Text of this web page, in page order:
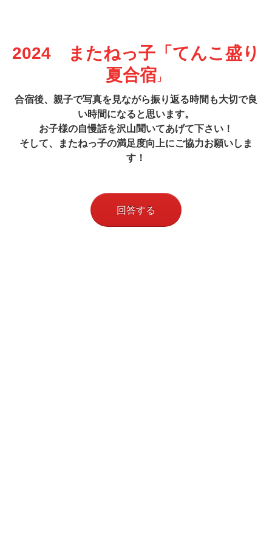
2024 またねっ子「てんこ盛り
夏合宿 」
合宿後、親子で写真を見ながら振り返る時間も大切で良
い時間になると思います。
お子様の自慢話を沢山聞いてあげて下さい！
そして、またねっ子の満足度向上にご協力お願いしま
す！
回答する